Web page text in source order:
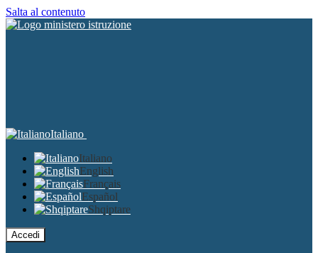
Salta al contenuto
Italiano
Italiano
English
Français
Español
Shqiptare
Accedi